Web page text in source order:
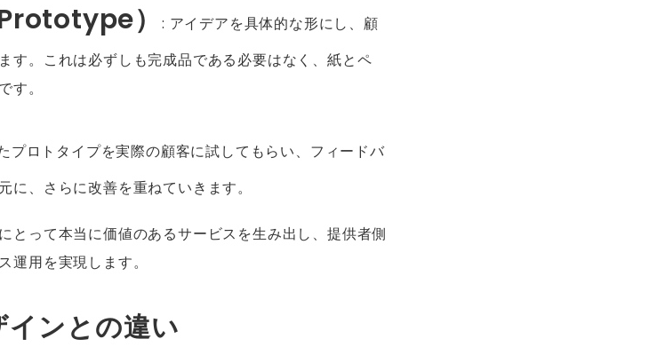
）: アイデアを具体的な形にし、顧
す。これは必ずしも完成品である必要はなく、紙とペ
す。
プロトタイプを実際の顧客に試してもらい、フィードバ
、さらに改善を重ねていきます。
とって本当に価値のあるサービスを生み出し、提供者側
運用を実現します。
ンとの違い